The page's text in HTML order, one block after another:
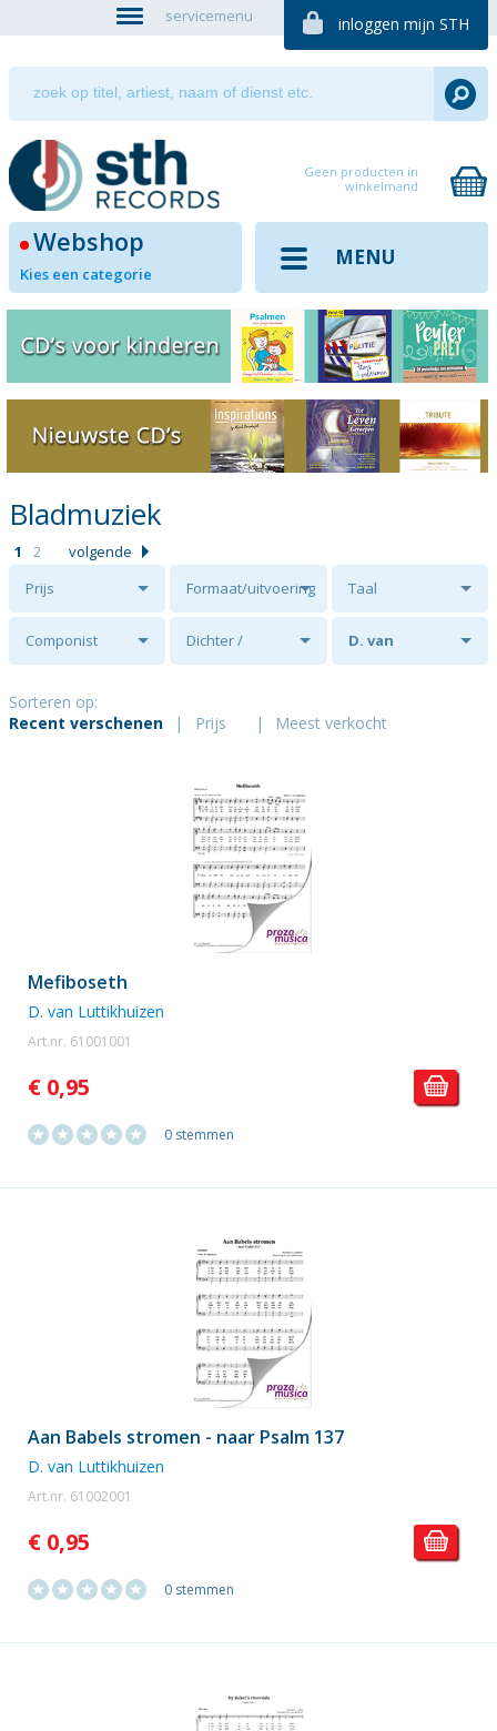
servicemenu inloggen mijn STH
Geen producten in
winkelmand
Webshop
Kies een categorie
MENU
Bladmuziek
1 2
volgende
Prijs
Formaat/uitvoering Taal
Componist Dichter / D. van
Sorteren op:
Recent verschenen
| Prijs | Meest verkocht
Mefiboseth
D. van Luttikhuizen
Art.nr. 61001001
€ 0,95
0 stemmen
Aan Babels stromen - naar Psalm 137
D. van Luttikhuizen
Art.nr. 61002001
€ 0,95
0 stemmen